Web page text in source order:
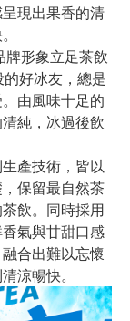
現出果香的清
牌形象立足茶飲
好冰友，總是
由風味十足的
純，冰過後飲
產技術，皆以
保留最自然茶
飲。同時採用
氣與甘甜口感
合出難以忘懷
涼暢快。